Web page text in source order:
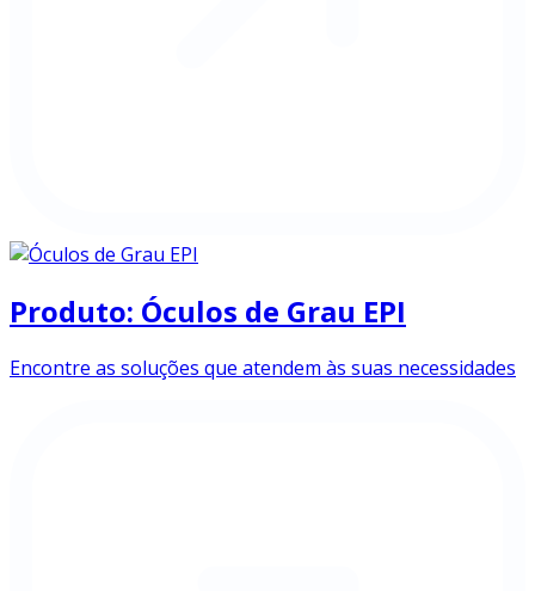
Produto: Óculos de Grau EPI
Encontre as soluções que atendem às suas necessidades